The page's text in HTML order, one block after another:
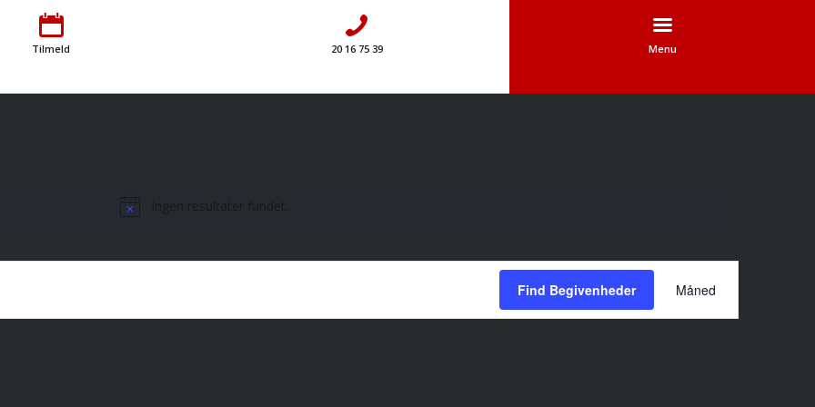
Tilmeld 20 16 75 39 Menu
Find Begivenheder Views
Måned